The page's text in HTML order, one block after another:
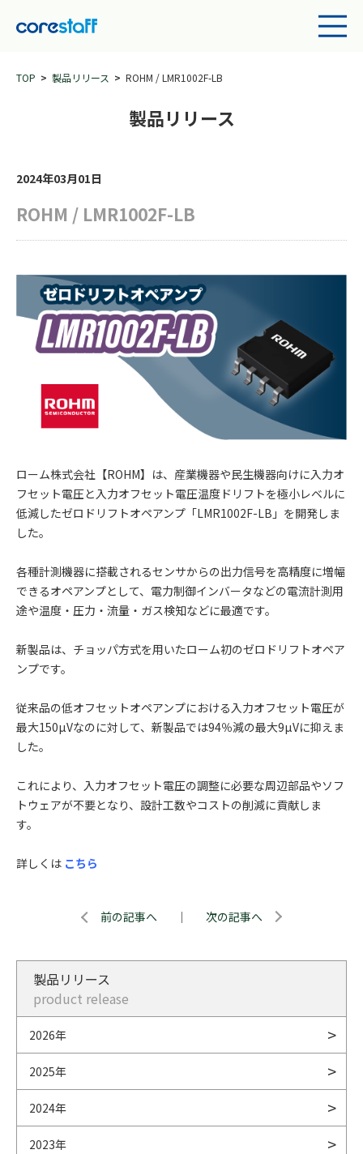
TOP 製品リリース ROHM / LMR1002F-LB
製品リリース
2024年03月01日
ROHM / LMR1002F-LB
ローム株式会社【ROHM】は、産業機器や民生機器向けに入力オ
フセット電圧と入力オフセット電圧温度ドリフトを極小レベルに
低減したゼロドリフトオペアンプ「LMR1002F-LB」を開発しま
した。
各種計測機器に搭載されるセンサからの出力信号を高精度に増幅
できるオペアンプとして、電力制御インバータなどの電流計測用
途や温度・圧力・流量・ガス検知などに最適です。
新製品は、チョッパ方式を用いたローム初のゼロドリフトオペア
ンプです。
従来品の低オフセットオペアンプにおける入力オフセット電圧が
最大150µVなのに対して、新製品では94％減の最大9µVに抑えま
した。
これにより、入力オフセット電圧の調整に必要な周辺部品やソフ
トウェアが不要となり、設計工数やコストの削減に貢献しま
す。
詳しくは こちら
前の記事へ ｜ 次の記事へ
製品リリース
product release
2026年
2025年
2024年
2023年